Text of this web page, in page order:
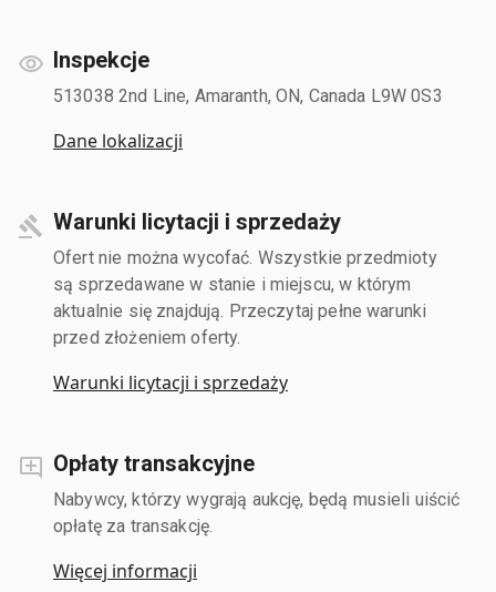
Inspekcje
513038 2nd Line, Amaranth, ON, Canada L9W 0S3
Dane lokalizacji
Warunki licytacji i sprzedaży
Ofert nie można wycofać. Wszystkie przedmioty
są sprzedawane w stanie i miejscu, w którym
aktualnie się znajdują. Przeczytaj pełne warunki
przed złożeniem oferty.
Warunki licytacji i sprzedaży
Opłaty transakcyjne
Nabywcy, którzy wygrają aukcję, będą musieli uiścić
opłatę za transakcję.
Więcej informacji